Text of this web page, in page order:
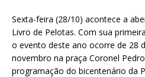
Sexta-feira (28/10) acontece a
Livro de Pelotas. Com sua
o evento deste ano ocorre de 28
novembro na praça Coronel
programação do bicentenário da